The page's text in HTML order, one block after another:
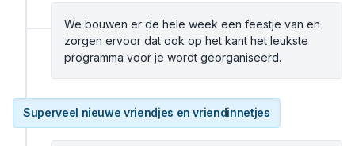
We bouwen er de hele week een feestje van en
zorgen ervoor dat ook op het kant het leukste
programma voor je wordt georganiseerd.
Superveel nieuwe vriendjes en vriendinnetjes